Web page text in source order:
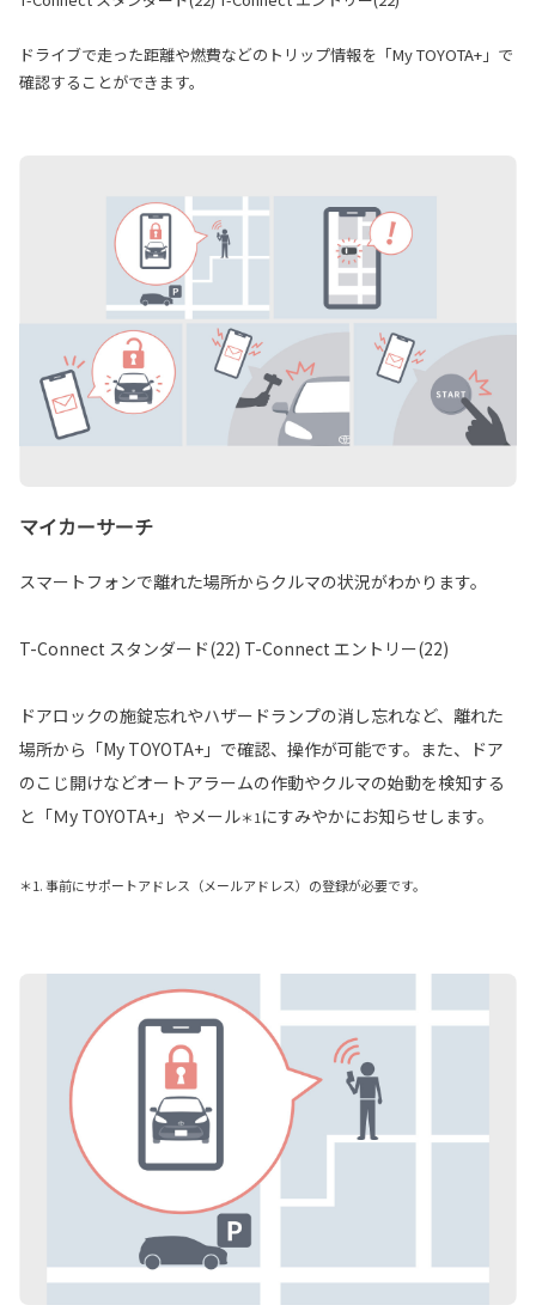
ドライブで走った距離や燃費などのトリップ情報を「My TOYOTA+」で
確認することができます。
マイカーサーチ
スマートフォンで離れた場所からクルマの状況がわかります。
T-Connect スタンダード(22) T-Connect エントリー(22)
ドアロックの施錠忘れやハザードランプの消し忘れなど、離れた
場所から「My TOYOTA+」で確認、操作が可能です。また、ドア
のこじ開けなどオートアラームの作動やクルマの始動を検知する
と「Ｍy TOYOTA+」やメール＊1 にすみやかにお知らせします。
＊1. 事前にサポートアドレス（メールアドレス）の登録が必要です。